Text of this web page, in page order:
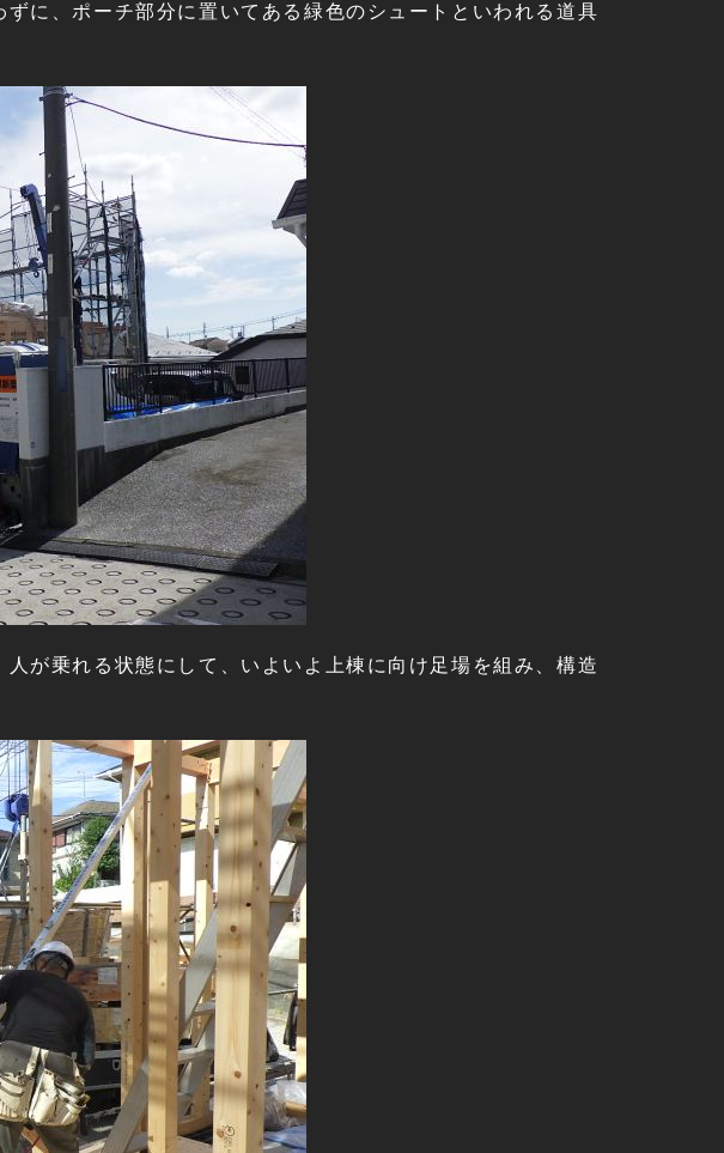
に、ポーチ部分に置いてある緑色のシュートといわれる道具
が乗れる状態にして、いよいよ上棟に向け足場を組み、構造